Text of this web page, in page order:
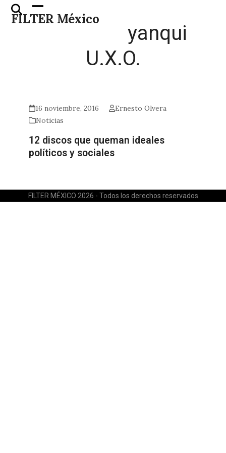
Skip
FILTER México
Open
mobile
Close
mobile
yanqui
U.X.O.
16 noviembre, 2016
Ernesto Olvera
Noticias
12 discos que queman ideales
políticos y sociales
FILTER MÉXICO 2026 - Todos los derechos reservados